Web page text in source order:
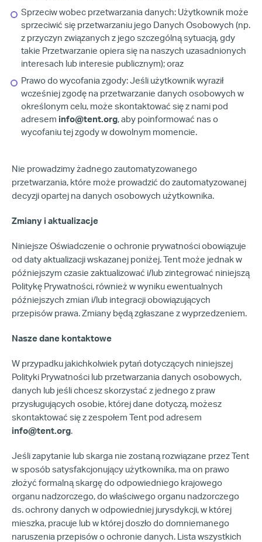
Sprzeciw wobec przetwarzania danych: Użytkownik może
sprzeciwić się przetwarzaniu jego Danych Osobowych (np.
z przyczyn związanych z jego szczególną sytuacją, gdy
takie Przetwarzanie opiera się na naszych uzasadnionych
interesach lub interesie publicznym); oraz
Prawo do wycofania zgody: Jeśli użytkownik wyraził
wcześniej zgodę na przetwarzanie danych osobowych w
określonym celu, może skontaktować się z nami pod
adresem info@tent.org, aby poinformować nas o
wycofaniu tej zgody w dowolnym momencie.
Nie prowadzimy żadnego zautomatyzowanego
przetwarzania, które może prowadzić do zautomatyzowanej
decyzji opartej na danych osobowych użytkownika.
Zmiany i aktualizacje
Niniejsze Oświadczenie o ochronie prywatności obowiązuje
od daty aktualizacji wskazanej poniżej. Tent może jednak w
późniejszym czasie zaktualizować i/lub zintegrować niniejszą
Politykę Prywatności, również w wyniku ewentualnych
późniejszych zmian i/lub integracji obowiązujących
przepisów prawa. Zmiany będą zgłaszane z wyprzedzeniem.
Nasze dane kontaktowe
W przypadku jakichkolwiek pytań dotyczących niniejszej
Polityki Prywatności lub przetwarzania danych osobowych,
danych lub jeśli chcesz skorzystać z jednego z praw
przysługujących osobie, której dane dotyczą, możesz
skontaktować się z zespołem Tent pod adresem
info@tent.org.
Jeśli zapytanie lub skarga nie zostaną rozwiązane przez Tent
w sposób satysfakcjonujący użytkownika, ma on prawo
złożyć formalną skargę do odpowiedniego krajowego
organu nadzorczego, do właściwego organu nadzorczego
ds. ochrony danych w odpowiedniej jurysdykcji, w której
mieszka, pracuje lub w której doszło do domniemanego
naruszenia przepisów o ochronie danych. Lista wszystkich